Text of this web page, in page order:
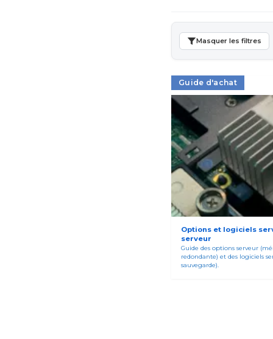
Masquer les filtres
Guide d'achat
Options et logiciels
serveur
Guide des options serveur
redondante) et des logiciels
sauvegarde).